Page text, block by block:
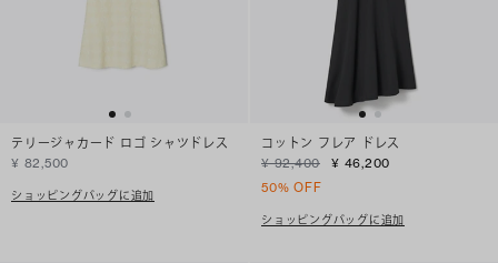
テリージャカード ロゴ シャツドレス
¥ 82,500
ショッピングバッグに追加
コットン フレア ドレス
¥ 92,400
¥ 46,200
50% OFF
ショッピングバッグに追加